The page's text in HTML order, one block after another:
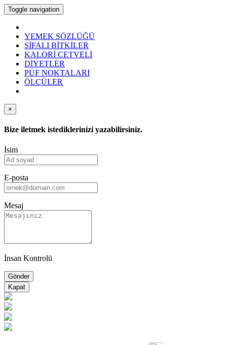
Toggle navigation
YEMEK SÖZLÜĞÜ
ŞİFALI BİTKİLER
KALORİ CETVELİ
DİYETLER
PÜF NOKTALARI
ÖLÇÜLER
×
Bize iletmek istediklerinizi yazabilirsiniz.
İsim
E-posta
Mesaj
İnsan Kontrolü
Kapat